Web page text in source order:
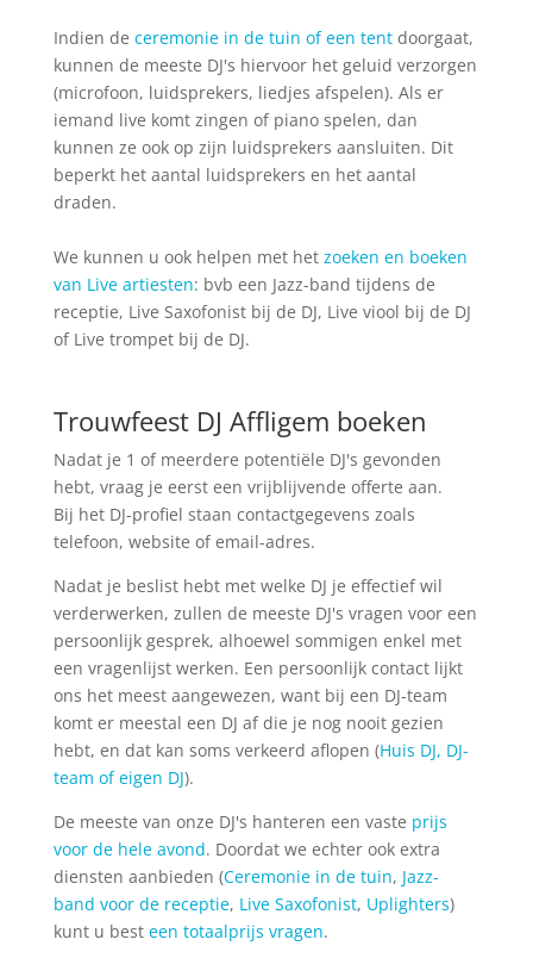
Indien de ceremonie in de tuin of een tentdoorgaat,
kunnen de meeste DJ's hiervoor het geluid verzorgen
(microfoon, luidsprekers, liedjes afspelen). Als er
iemand live komt zingen of piano spelen, dan
kunnen ze ook op zijn luidsprekers aansluiten. Dit
beperkt het aantal luidsprekers en het aantal
draden.
We kunnen u ook helpen met het zoeken en boeken
van Live artiesten: bvb een Jazz-band tijdens de
receptie, Live Saxofonist bij de DJ, Live viool bij de DJ
of Live trompet bij de DJ.
Trouwfeest DJ Affligem boeken
Nadat je 1 of meerdere potentiële DJ's gevonden
hebt, vraag je eerst een vrijblijvende offerte aan.
Bij het DJ-profiel staan contactgegevens zoals
telefoon, website of email-adres.
Nadat je beslist hebt met welke DJ je effectief wil
verderwerken, zullen de meeste DJ's vragen voor een
persoonlijk gesprek, alhoewel sommigen enkel met
een vragenlijst werken. Een persoonlijk contact lijkt
ons het meest aangewezen, want bij een DJ-team
komt er meestal een DJ af die je nog nooit gezien
hebt, en dat kan soms verkeerd aflopen (Huis DJ, DJ-
team of eigen DJ).
De meeste van onze DJ's hanteren een vaste prijs
voor de hele avond. Doordat we echter ook extra
diensten aanbieden (Ceremonie in de tuin, Jazz-
band voor de receptie, Live Saxofonist, Uplighters)
kunt u best een totaalprijs vragen.